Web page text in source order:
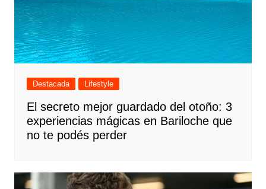
Destacada Lifestyle
El secreto mejor guardado del otoño: 3
experiencias mágicas en Bariloche que
no te podés perder